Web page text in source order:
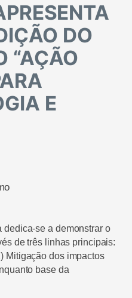
DO
“AÇÃO
E
dedica-se a demonstrar o
de três linhas principais:
Mitigação dos impactos
base da